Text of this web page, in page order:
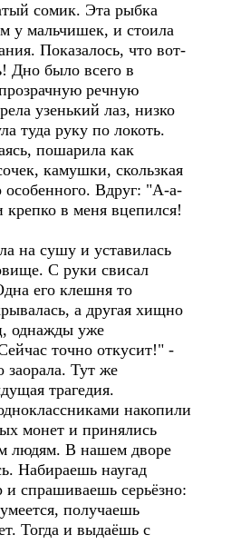
сомик. Эта рыбка
у мальчишек, и стоила
Показалось, что вот-
Дно было всего в
речную
узенький лаз, низко
туда руку по локоть.
пошарила как
камушки, скользкая
особенного. Вдруг: "А-а-
в меня вцепился!
на сушу и уставилась
С руки свисал
его клешня то
а другая хищно
однажды уже
точно откусит!" -
заорала. Тут же
трагедия.
накопили
монет и принялись
людям. В нашем дворе
Набираешь наугад
и спрашиваешь серьёзно:
получаешь
Тогда и выдаёшь с